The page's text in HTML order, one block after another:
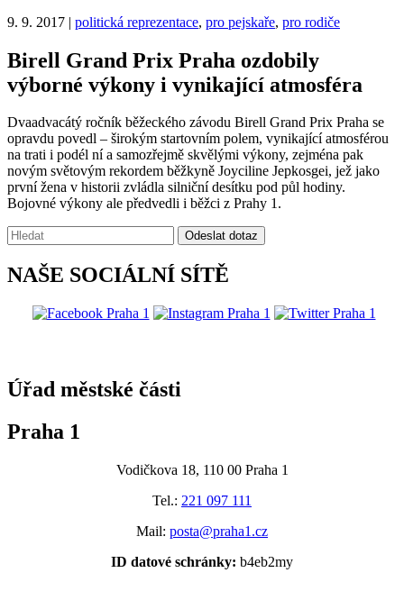
9. 9. 2017 | politická reprezentace, pro pejskaře, pro rodiče
Birell Grand Prix Praha ozdobily
výborné výkony i vynikající atmosféra
Dvaadvacátý ročník běžeckého závodu Birell Grand Prix Praha se
opravdu povedl – širokým startovním polem, vynikající atmosférou
na trati i podél ní a samozřejmě skvělými výkony, zejména pak
novým světovým rekordem běžkyně Joyciline Jepkosgei, jež jako
první žena v historii zvládla silniční desítku pod půl hodiny.
Bojovné výkony ale předvedli i běžci z Prahy 1.
Vyhledávání:
Odeslat dotaz
NAŠE SOCIÁLNÍ SÍTĚ
Úřad městské části
Praha 1
Vodičkova 18, 110 00 Praha 1
Tel.: 221 097 111
Mail: posta@praha1.cz
ID datové schránky: b4eb2my